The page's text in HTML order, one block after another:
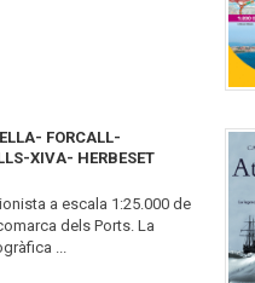
FORCALL-
XIVA- HERBESET
a escala 1:25.000 de
dels Ports. La
...